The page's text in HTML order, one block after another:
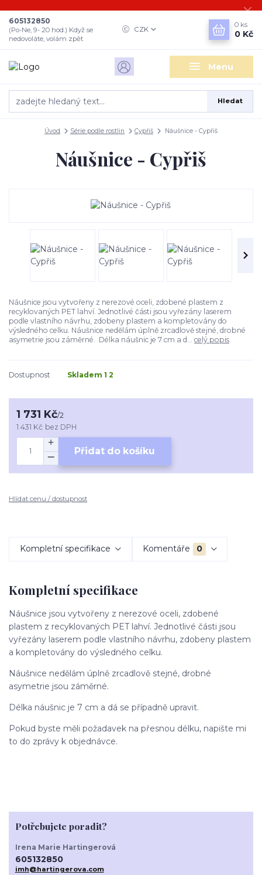
Menu
CZK
Hledat
605132850
(Po-Ne, 9- 20 hod.) Když se
nedovoláte, volám zpět
0 ks
0 Kč
Úvod Série podle rostlin Cypřiš Náušnice - Cypřiš
Náušnice - Cypřiš
Náušnice jsou vytvořeny z nerezové oceli, zdobené plastem z
recyklovaných PET lahví. Jednotlivé části jsou vyřezány laserem
podle vlastního návrhu, zdobeny plastem a kompletovány do
výsledného celku. Náušnice nedělám úplně zrcadlově stejné, drobné
asymetrie jsou záměrné. Délka náušnic je 7 cm a d... celý popis
Dostupnost Skladem 1 2
1 731 Kč/2
1 431 Kč bez DPH
Přidat do košíku
Hlídat cenu / dostupnost
Kompletní specifikace Komentáře 0
Kompletní specifikace
Náušnice jsou vytvořeny z nerezové oceli, zdobené
plastem z recyklovaných PET lahví. Jednotlivé části jsou
vyřezány laserem podle vlastního návrhu, zdobeny plastem
a kompletovány do výsledného celku.
Náušnice nedělám úplně zrcadlově stejné, drobné
asymetrie jsou záměrné.
Délka náušnic je 7 cm a dá se případně upravit.
Pokud byste měli požadavek na přesnou délku, napište mi
to do zprávy k objednávce.
Potřebujete poradit?
Irena Marie Hartingerová
605132850
imh@hartingerova.com